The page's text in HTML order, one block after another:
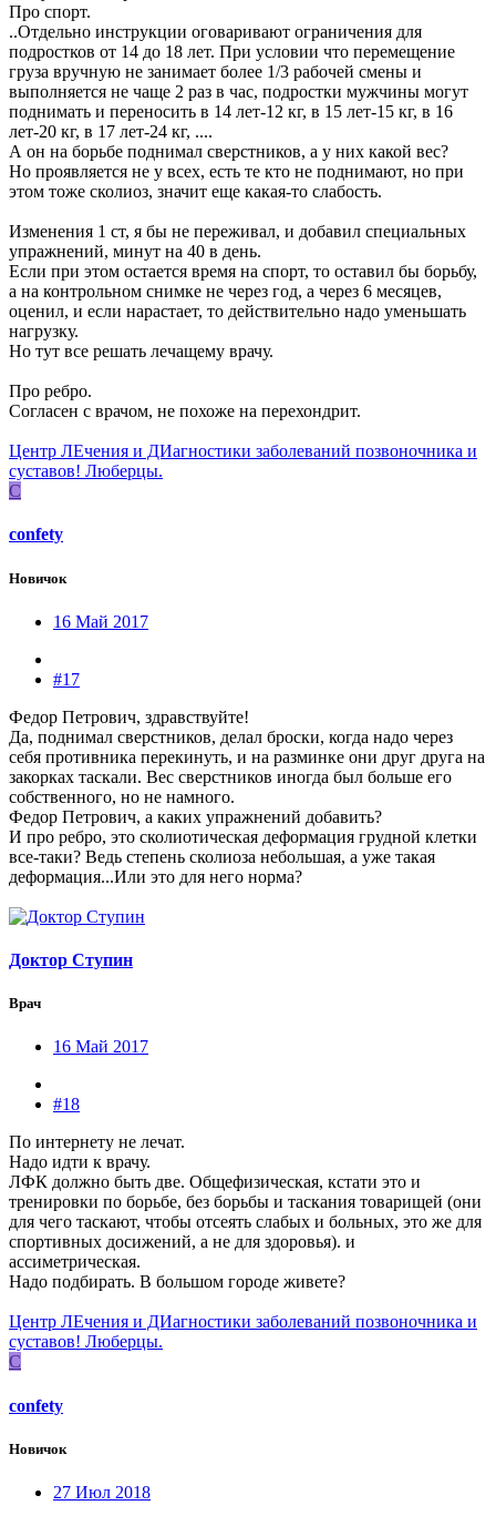
Про спорт.
..Отдельно инструкции оговаривают ограничения для
подростков от 14 до 18 лет. При условии что перемещение
груза вручную не занимает более 1/3 рабочей смены и
выполняется не чаще 2 раз в час, подростки мужчины могут
поднимать и переносить в 14 лет-12 кг, в 15 лет-15 кг, в 16
лет-20 кг, в 17 лет-24 кг, ....
А он на борьбе поднимал сверстников, а у них какой вес?
Но проявляется не у всех, есть те кто не поднимают, но при
этом тоже сколиоз, значит еще какая-то слабость.
Изменения 1 ст, я бы не переживал, и добавил специальных
упражнений, минут на 40 в день.
Если при этом остается время на спорт, то оставил бы борьбу,
а на контрольном снимке не через год, а через 6 месяцев,
оценил, и если нарастает, то действительно надо уменьшать
нагрузку.
Но тут все решать лечащему врачу.
Про ребро.
Согласен с врачом, не похоже на перехондрит.
Центр ЛЕчения и ДИагностики заболеваний позвоночника и
суставов! Люберцы.
C
confety
Новичок
16 Май 2017
#17
Федор Петрович, здравствуйте!
Да, поднимал сверстников, делал броски, когда надо через
себя противника перекинуть, и на разминке они друг друга на
закорках таскали. Вес сверстников иногда был больше его
собственного, но не намного.
Федор Петрович, а каких упражнений добавить?
И про ребро, это сколиотическая деформация грудной клетки
все-таки? Ведь степень сколиоза небольшая, а уже такая
деформация...Или это для него норма?
Доктор Ступин
Врач
16 Май 2017
#18
По интернету не лечат.
Надо идти к врачу.
ЛФК должно быть две. Общефизическая, кстати это и
тренировки по борьбе, без борьбы и таскания товарищей (они
для чего таскают, чтобы отсеять слабых и больных, это же для
спортивных досижений, а не для здоровья). и
ассиметрическая.
Надо подбирать. В большом городе живете?
Центр ЛЕчения и ДИагностики заболеваний позвоночника и
суставов! Люберцы.
C
confety
Новичок
27 Июл 2018